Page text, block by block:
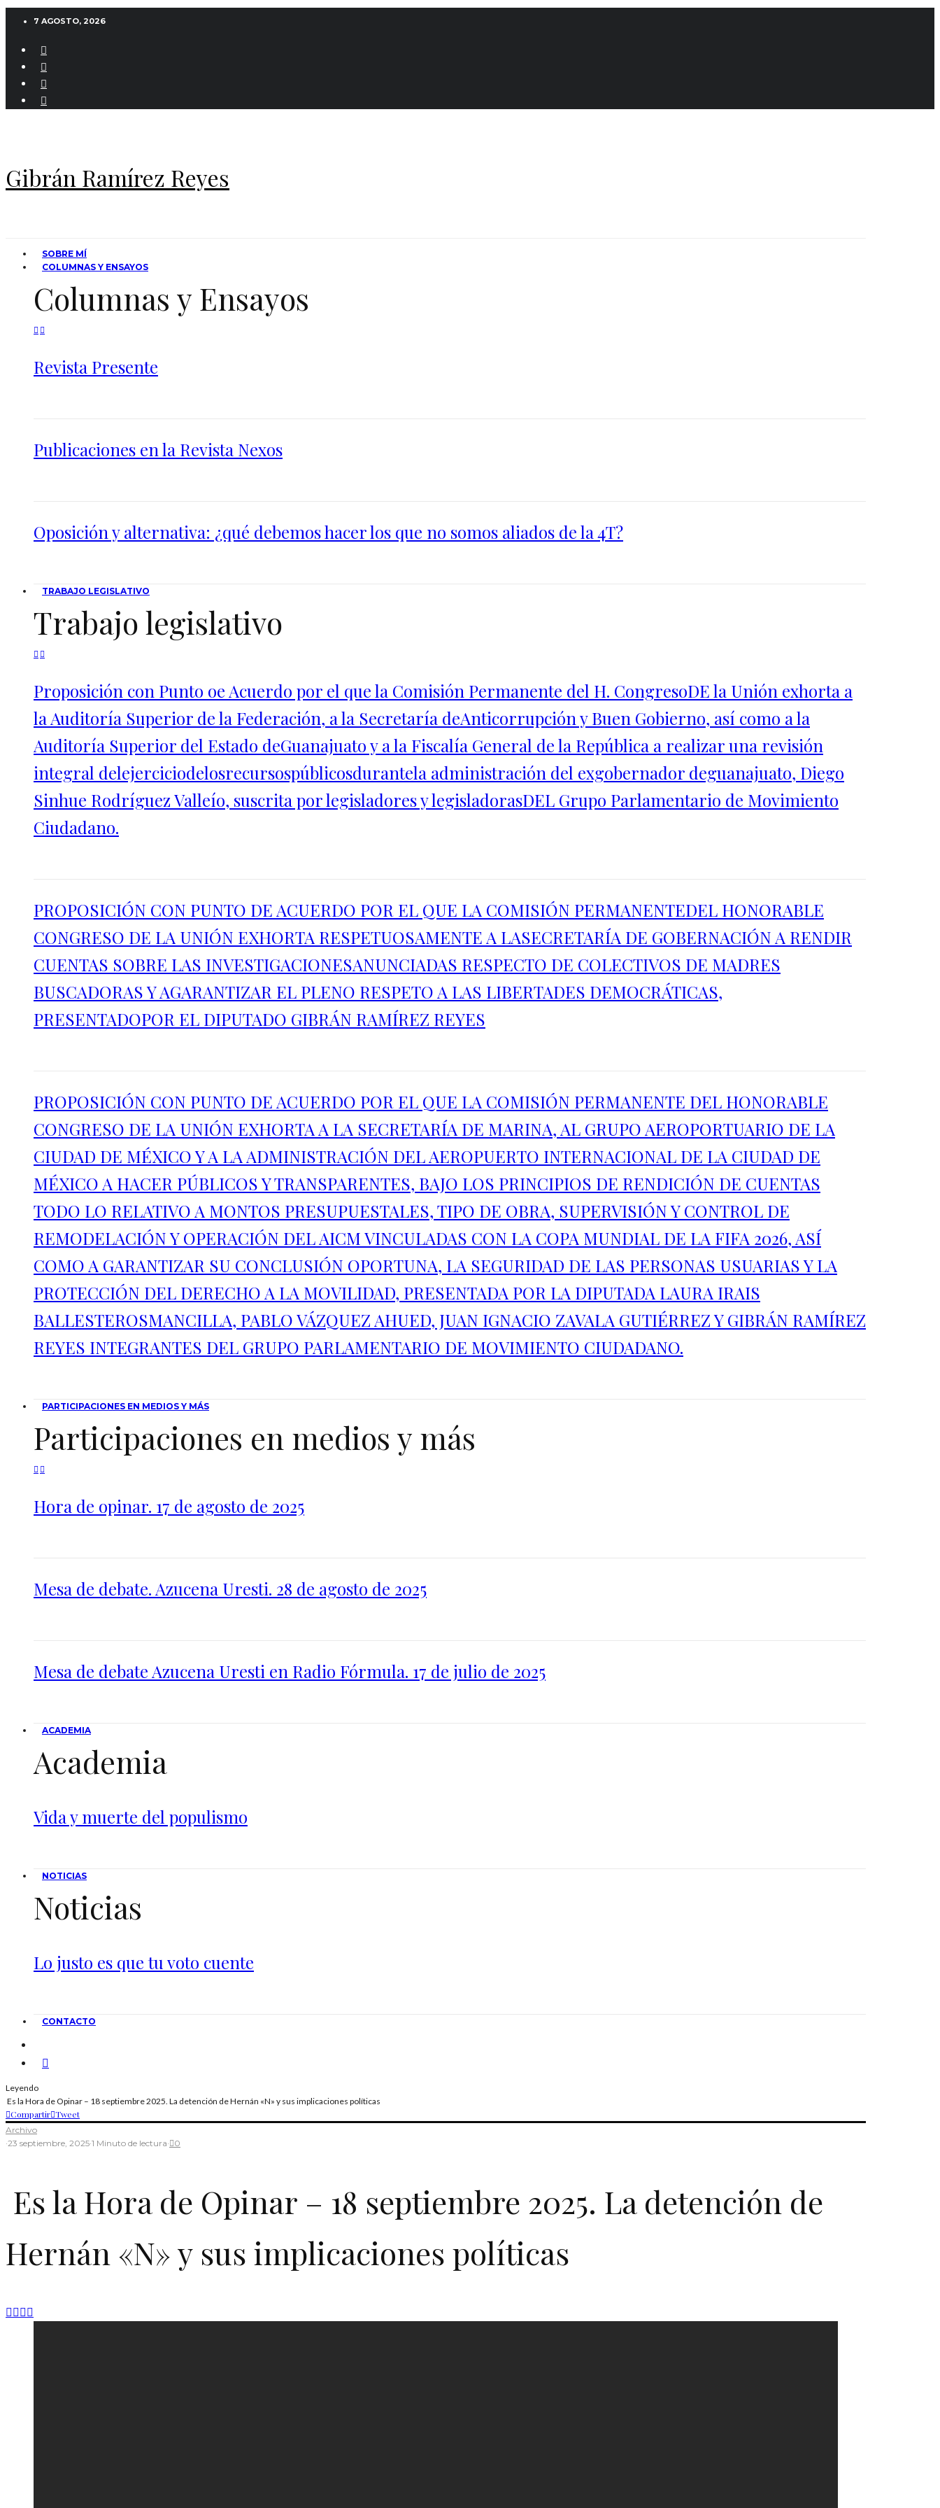
7 AGOSTO, 2026
Gibrán Ramírez Reyes
SOBRE MÍ
COLUMNAS Y ENSAYOS
Columnas y Ensayos
Revista Presente
Publicaciones en la Revista Nexos
Oposición y alternativa: ¿qué debemos hacer los que no somos aliados de la 4T?
TRABAJO LEGISLATIVO
Trabajo legislativo
Proposición con Punto oe Acuerdo por el que la Comisión Permanente del H. CongresoDE la Unión exhorta a
la Auditoría Superior de la Federación, a la Secretaría deAnticorrupción y Buen Gobierno, así como a la
Auditoría Superior del Estado deGuanajuato y a la Fiscalía General de la República a realizar una revisión
integral delejerciciodelosrecursospúblicosdurantela administración del exgobernador deguanajuato, Diego
Sinhue Rodríguez Valleío, suscrita por legisladores y legisladorasDEL Grupo Parlamentario de Movimiento
Ciudadano.
PROPOSICIÓN CON PUNTO DE ACUERDO POR EL QUE LA COMISIÓN PERMANENTEDEL HONORABLE
CONGRESO DE LA UNIÓN EXHORTA RESPETUOSAMENTE A LASECRETARÍA DE GOBERNACIÓN A RENDIR
CUENTAS SOBRE LAS INVESTIGACIONESANUNCIADAS RESPECTO DE COLECTIVOS DE MADRES
BUSCADORAS Y AGARANTIZAR EL PLENO RESPETO A LAS LIBERTADES DEMOCRÁTICAS,
PRESENTADOPOR EL DIPUTADO GIBRÁN RAMÍREZ REYES
PROPOSICIÓN CON PUNTO DE ACUERDO POR EL QUE LA COMISIÓN PERMANENTE DEL HONORABLE
CONGRESO DE LA UNIÓN EXHORTA A LA SECRETARÍA DE MARINA, AL GRUPO AEROPORTUARIO DE LA
CIUDAD DE MÉXICO Y A LA ADMINISTRACIÓN DEL AEROPUERTO INTERNACIONAL DE LA CIUDAD DE
MÉXICO A HACER PÚBLICOS Y TRANSPARENTES, BAJO LOS PRINCIPIOS DE RENDICIÓN DE CUENTAS
TODO LO RELATIVO A MONTOS PRESUPUESTALES, TIPO DE OBRA, SUPERVISIÓN Y CONTROL DE
REMODELACIÓN Y OPERACIÓN DEL AICM VINCULADAS CON LA COPA MUNDIAL DE LA FIFA 2026, ASÍ
COMO A GARANTIZAR SU CONCLUSIÓN OPORTUNA, LA SEGURIDAD DE LAS PERSONAS USUARIAS Y LA
PROTECCIÓN DEL DERECHO A LA MOVILIDAD, PRESENTADA POR LA DIPUTADA LAURA IRAIS
BALLESTEROSMANCILLA, PABLO VÁZQUEZ AHUED, JUAN IGNACIO ZAVALA GUTIÉRREZ Y GIBRÁN RAMÍREZ
REYES INTEGRANTES DEL GRUPO PARLAMENTARIO DE MOVIMIENTO CIUDADANO.
PARTICIPACIONES EN MEDIOS Y MÁS
Participaciones en medios y más
Hora de opinar. 17 de agosto de 2025
Mesa de debate. Azucena Uresti. 28 de agosto de 2025
Mesa de debate Azucena Uresti en Radio Fórmula. 17 de julio de 2025
ACADEMIA
Academia
Vida y muerte del populismo
NOTICIAS
Noticias
Lo justo es que tu voto cuente
CONTACTO
Leyendo
Es la Hora de Opinar – 18 septiembre 2025. La detención de Hernán «N» y sus implicaciones políticas
Compartir Tweet
Archivo
·23 septiembre, 2025·1 Minuto de lectura· 0
Es la Hora de Opinar – 18 septiembre 2025. La detención de
Hernán «N» y sus implicaciones políticas